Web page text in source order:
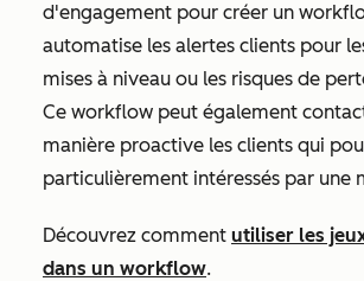
d'engagement pour créer un
automatise les alertes clients pour
mises à niveau ou les risques de
Ce workflow peut également
manière proactive les clients qui
particulièrement intéressés par une
Découvrez comment utiliser les
dans un workflow.